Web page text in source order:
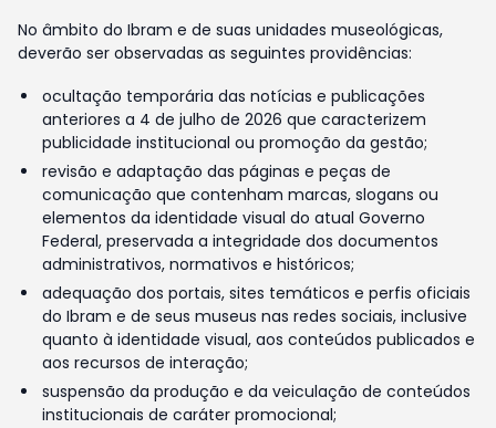
No âmbito do Ibram e de suas unidades museológicas,
deverão ser observadas as seguintes providências:
ocultação temporária das notícias e publicações
anteriores a 4 de julho de 2026 que caracterizem
publicidade institucional ou promoção da gestão;
revisão e adaptação das páginas e peças de
comunicação que contenham marcas, slogans ou
elementos da identidade visual do atual Governo
Federal, preservada a integridade dos documentos
administrativos, normativos e históricos;
adequação dos portais, sites temáticos e perfis oficiais
do Ibram e de seus museus nas redes sociais, inclusive
quanto à identidade visual, aos conteúdos publicados e
aos recursos de interação;
suspensão da produção e da veiculação de conteúdos
institucionais de caráter promocional;